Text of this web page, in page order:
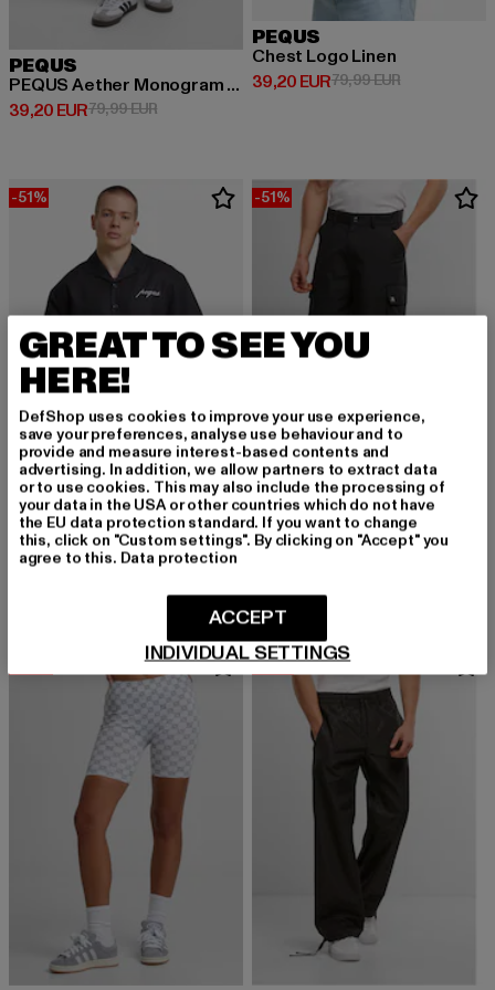
PEQUS
PEQUS Aether Monogram Denim Jorts
39,20 EUR
Derzeitiger Preis: 39,20 EUR
79,99 EURAktionspreis: 79,99 EUR
PEQUS
Chest Logo Linen
39,20 EUR
Derzeitiger Preis: 39,20 EUR
79,99 EURAktionspreis:
-51%
PEQUS
Chest Logo Linen
39,20 EUR
Derzeitiger Preis: 39,20 EUR
79,99 EURAktionspreis: 79,99 EUR
-51%
PEQUS
Island Defender Ripstop
-53%
GREAT TO SEE YOU
HERE!
DefShop uses cookies to improve your use experience,
save your preferences, analyse use behaviour and to
provide and measure interest-based contents and
advertising. In addition, we allow partners to extract data
or to use cookies. This may also include the processing of
your data in the USA or other countries which do not have
the EU data protection standard. If you want to change
this, click on "Custom settings". By clicking on "Accept" you
agree to this. Data protection
INDIVIDUAL SETTINGS
ACCEPT